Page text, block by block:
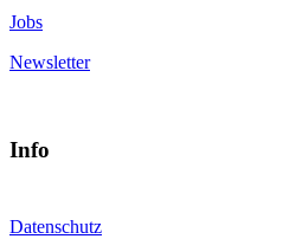
Jobs
Newsletter
Info
Datenschutz